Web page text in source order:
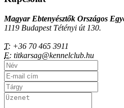
Magyar Ebtenyésztők Országos
1119 Budapest Tétényi út 130.
T: +36 70 465 3911
E: titkarsag@kennelclub.hu